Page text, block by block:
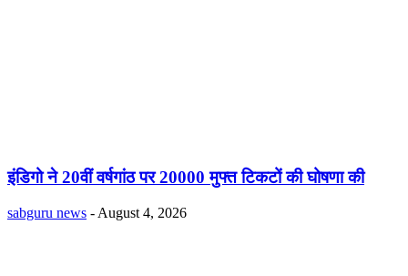
इंडिगो ने 20वीं वर्षगांठ पर 20000 मुफ्त टिकटों की घोषणा की
sabguru news - August 4, 2026